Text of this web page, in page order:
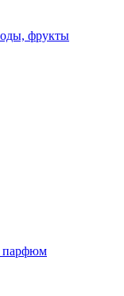
фрукты
парфюм